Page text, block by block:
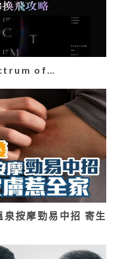
of…
按摩勁易中招 寄生